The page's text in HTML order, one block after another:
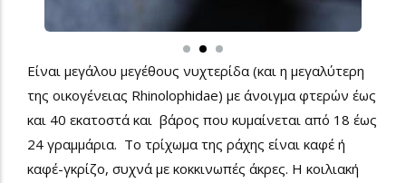
Είναι μεγάλου μεγέθους νυχτερίδα (και η μεγαλύτερη
της οικογένειας Rhinolophidae) με άνοιγμα φτερών έως
και 40 εκατοστά και βάρος που κυμαίνεται από 18 έως
24 γραμμάρια. Το τρίχωμα της ράχης είναι καφέ ή
καφέ-γκρίζο, συχνά με κοκκινωπές άκρες. Η κοιλιακή